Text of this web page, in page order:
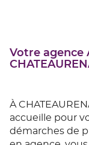
Votre agence
À
accueille pour
démarches de